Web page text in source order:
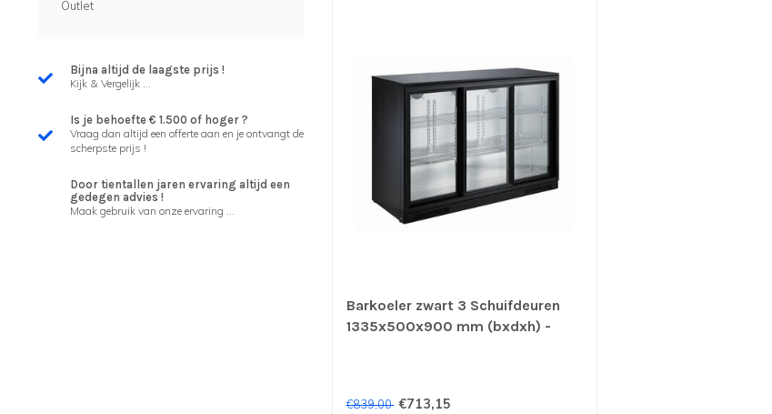
Outlet
Bijna altijd de laagste prijs !
Kijk & Vergelijk ...
Is je behoefte € 1.500 of hoger ?
Vraag dan altijd een offerte aan en je ontvangt de
scherpste prijs !
Door tientallen jaren ervaring altijd een
gedegen advies !
Maak gebruik van onze ervaring ...
Barkoeler zwart 3 Schuifdeuren
1335x500x900 mm (bxdxh) -
€839,00 €713,15